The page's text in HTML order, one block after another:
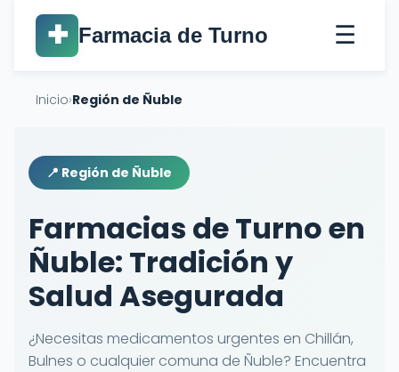
✚ Farmacia de Turno ☰
Inicio›Región de Ñuble
📍 Región de Ñuble
Farmacias de Turno en
Ñuble: Tradición y
Salud Asegurada
¿Necesitas medicamentos urgentes en Chillán,
Bulnes o cualquier comuna de Ñuble? Encuentra